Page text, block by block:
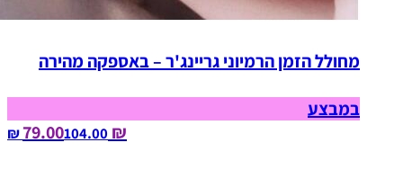
מחולל הזמן הרמיוני גריינג'ר – באספקה מהירה
במבצע
₪ 79.00
104.00‏ ₪